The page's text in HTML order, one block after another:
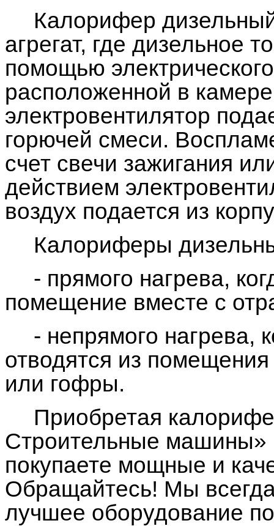
Калорифер
агрегат, где дизельное
помощью
расположенной в
электровентилятор
горючей смеси.
счет свечи зажигания
действием
воздух подается из
Калориферы
- прямого нагрева,
помещение вместе с
- непрямого нагрева,
отводятся из
или гофры.
Приобретая
Строительные
покупаете мощные и
Обращайтесь! Мы
лучшее оборудование